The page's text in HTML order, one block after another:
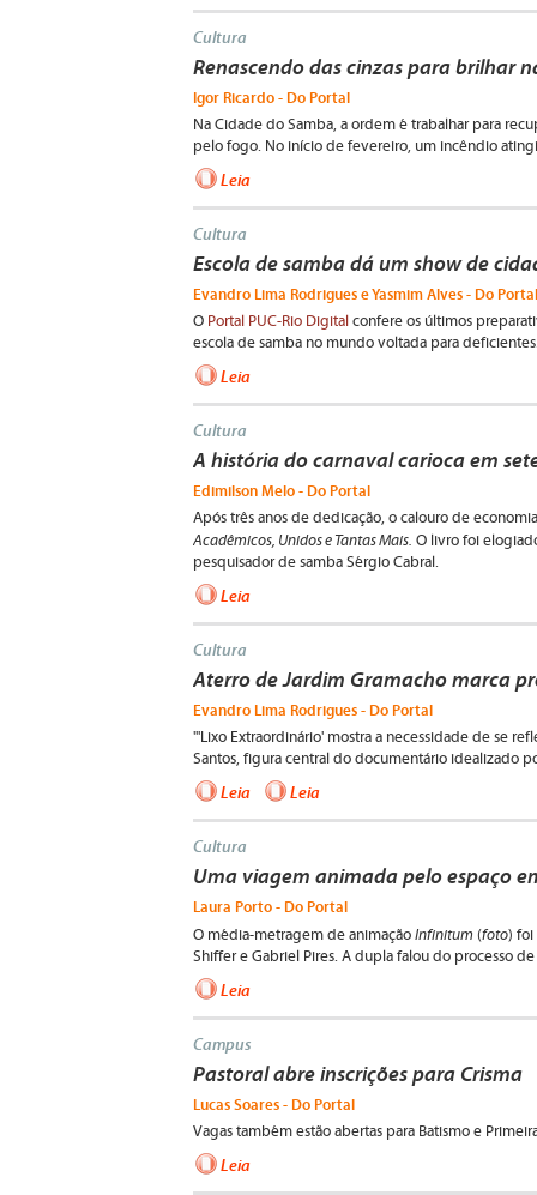
Cultura
Renascendo das cinzas para brilhar
Igor Ricardo - Do Portal
Na Cidade do Samba, a ordem é trabalhar para
pelo fogo. No início de fevereiro, um incêndio
Leia
Cultura
Escola de samba dá um show de
Evandro Lima Rodrigues e Yasmim Alves - Do Portal
O Portal PUC-Rio Digital confere os últimos
escola de samba no mundo voltada para
Leia
Cultura
A história do carnaval carioca em
Edimilson Melo - Do Portal
Após três anos de dedicação, o calouro de
Acadêmicos, Unidos e Tantas Mais. O livro foi
pesquisador de samba Sérgio Cabral.
Leia
Cultura
Aterro de Jardim Gramacho marca
Evandro Lima Rodrigues - Do Portal
"'Lixo Extraordinário' mostra a necessidade de se
Santos, figura central do documentário idealizado
Leia Leia
Cultura
Uma viagem animada pelo espaço
Laura Porto - Do Portal
O média-metragem de animação Infinitum (foto) foi
Shiffer e Gabriel Pires. A dupla falou do processo
Leia
Campus
Pastoral abre inscrições para Crisma
Lucas Soares - Do Portal
Vagas também estão abertas para Batismo e
Leia